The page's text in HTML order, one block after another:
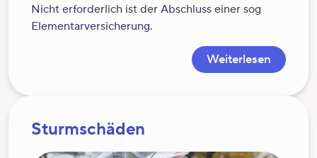
Nicht erforderlich ist der Abschluss einer sog
Elementarversicherung.
Weiterlesen
Sturmschäden